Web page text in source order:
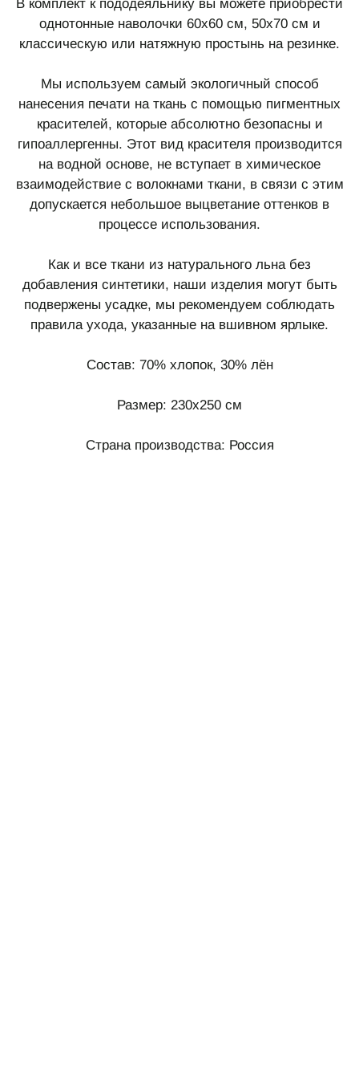
В комплект к пододеяльнику вы можете приобрести
однотонные наволочки 60х60 см, 50х70 см и
классическую или натяжную простынь на резинке.
Мы используем самый экологичный способ
нанесения печати на ткань с помощью пигментных
красителей, которые абсолютно безопасны и
гипоаллергенны. Этот вид красителя производится
на водной основе, не вступает в химическое
взаимодействие с волокнами ткани, в связи с этим
допускается небольшое выцветание оттенков в
процессе использования.
Как и все ткани из натурального льна без
добавления синтетики, наши изделия могут быть
подвержены усадке, мы рекомендуем соблюдать
правила ухода, указанные на вшивном ярлыке.
Состав: 70% хлопок, 30% лён
Размер: 230х250 см
Страна производства: Россия